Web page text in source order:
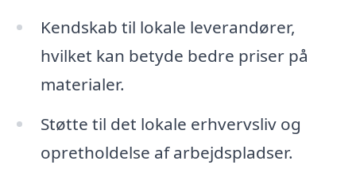
Kendskab til lokale leverandører,
hvilket kan betyde bedre priser på
materialer.
Støtte til det lokale erhvervsliv og
opretholdelse af arbejdspladser.